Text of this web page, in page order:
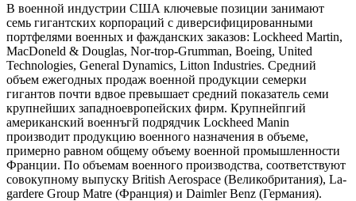
В военной индустрии США ключевые позиции занимают
семь гигантских корпораций с диверсифицированными
портфелями военных и фажданских заказов: Lockheed Martin,
MacDoneld & Douglas, Nor-trop-Grumman, Boeing, United
Technologies, General Dynamics, Litton Industries. Средний
объем ежегодных продаж военной продукции семерки
гигантов почти вдвое превышает средний показатель семи
крупнейших западноевропейских фирм. Крупнейпгий
американский военнъгй подрядчик Lockheed Manin
производит продукцию военного назначения в объеме,
примерно равном общему объему военной промышленности
Франции. По объемам военного производства, соответствуют
совокупному выпуску British Aerospace (Великобритания), La-
gardere Group Matre (Франция) и Daimler Benz (Германия).